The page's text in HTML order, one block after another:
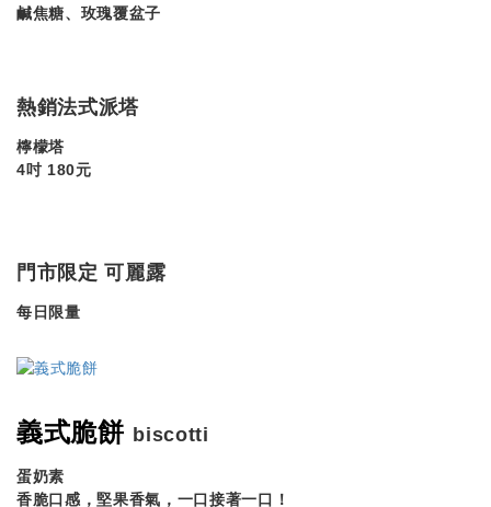
鹹焦糖、玫瑰覆盆子
熱銷法式派塔
檸檬塔
4吋 180元
門市限定 可麗露
每日限量
義式脆餅 biscotti
蛋奶素
香脆口感，堅果香氣，一口接著一口！